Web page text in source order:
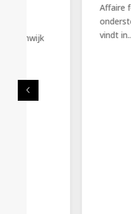
Affaire for Life
ondersteuning van